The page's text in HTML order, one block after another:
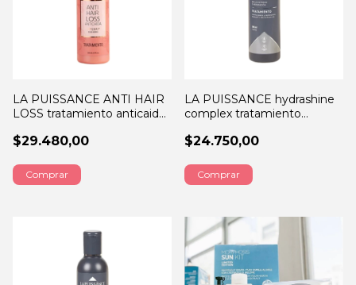
LA PUISSANCE ANTI HAIR
LOSS tratamiento anticaida
$29.480,00
LA PUISSANCE hydrashine
complex tratamiento
$24.750,00